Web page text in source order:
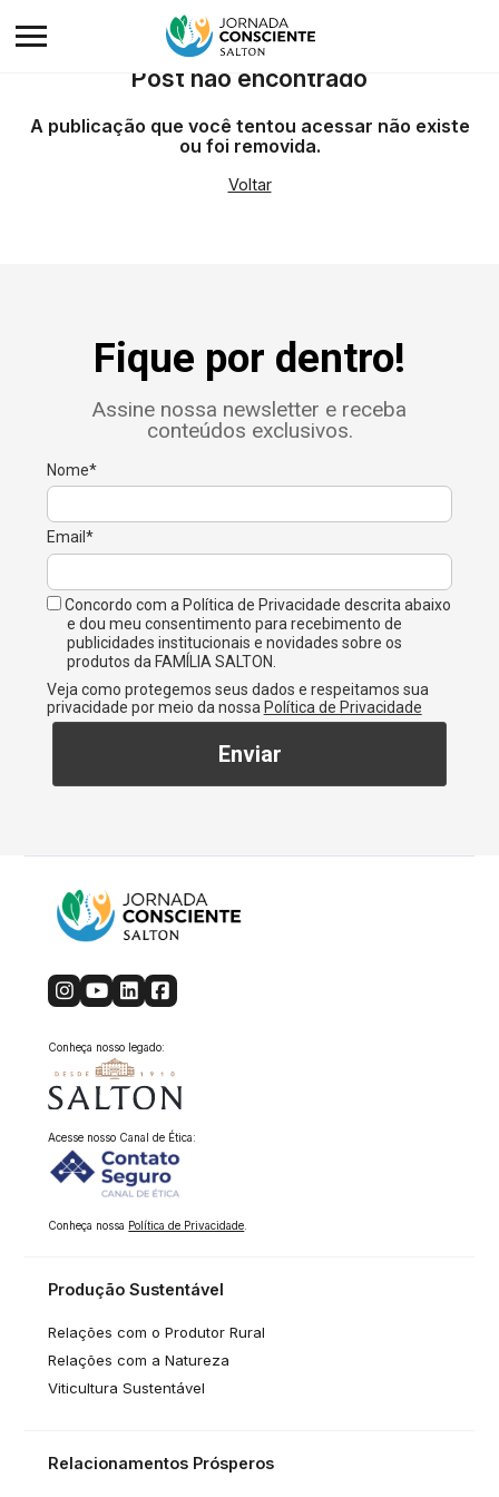
Post não encontrado
A publicação que você tentou acessar não existe
ou foi removida.
Voltar
Fique por dentro!
Assine nossa newsletter e receba
conteúdos exclusivos.
Nome*
Email*
Concordo com a Política de Privacidade descrita abaixo
e dou meu consentimento para recebimento de
publicidades institucionais e novidades sobre os
produtos da FAMÍLIA SALTON.
Veja como protegemos seus dados e respeitamos sua
privacidade por meio da nossa Política de Privacidade
Enviar
Conheça nosso legado:
Acesse nosso Canal de Ética:
Conheça nossa Política de Privacidade
Produção Sustentável
Relações com o Produtor Rural
Relações com a Natureza
Viticultura Sustentável
Relacionamentos Prósperos